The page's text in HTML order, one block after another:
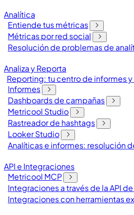
Analítica
Entiende tus métricas
Métricas por red social
Resolución de problemas de
Analiza y Reporta
Reporting: tu centro de informes
Informes
Dashboards de campañas
Metricool Studio
Rastreador de hashtags
Looker Studio
Analíticas e informes: resolución
API e Integraciones
Metricool MCP
Integraciones a través de la API
Integraciones con herramientas